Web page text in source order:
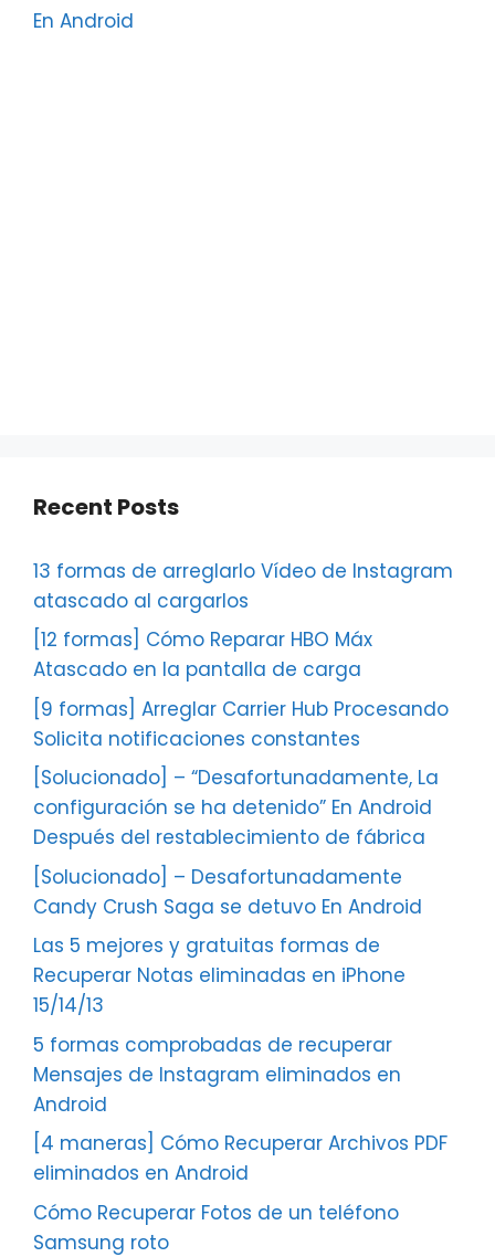
Recent Posts
13 formas de arreglarlo Vídeo de Instagram
atascado al cargarlos
[12 formas] Cómo Reparar HBO Máx
Atascado en la pantalla de carga
[9 formas] Arreglar Carrier Hub Procesando
Solicita notificaciones constantes
[Solucionado] – “Desafortunadamente, La
configuración se ha detenido” En Android
Después del restablecimiento de fábrica
[Solucionado] – Desafortunadamente
Candy Crush Saga se detuvo En Android
Las 5 mejores y gratuitas formas de
Recuperar Notas eliminadas en iPhone
15/14/13
5 formas comprobadas de recuperar
Mensajes de Instagram eliminados en
Android
[4 maneras] Cómo Recuperar Archivos PDF
eliminados en Android
Cómo Recuperar Fotos de un teléfono
Samsung roto